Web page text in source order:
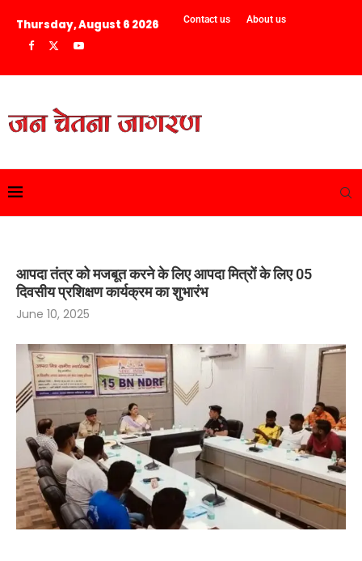
Thursday, August 6 2026 Contact us About us
आपदा तंत्र को मजबूत करने के लिए आपदा मित्रों के लिए 05
दिवसीय प्रशिक्षण कार्यक्रम का शुभारंभ
June 10, 2025